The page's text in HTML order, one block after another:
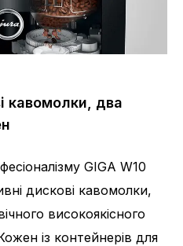
кавомолки, два
GIGA W10
дискові кавомолки,
високоякісного
із контейнерів для